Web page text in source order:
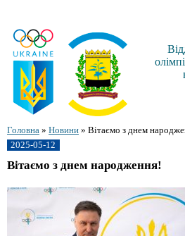
Головна » Новини » Вітаємо з днем
2025-05-12
Вітаємо з днем народження!